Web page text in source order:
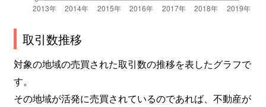
取引数推移
対象の地域の売買された取引数の推移を表したグラフで
す。
その地域が活発に売買されているのであれば、不動産が